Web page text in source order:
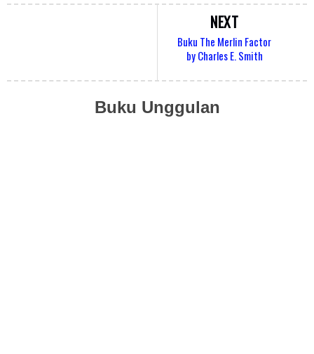
NEXT
Buku The Merlin Factor
by Charles E. Smith
Buku Unggulan